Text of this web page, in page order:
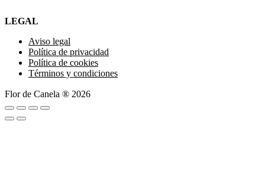
LEGAL
Aviso legal
Política de privacidad
Política de cookies
Términos y condiciones
Flor de Canela ® 2026